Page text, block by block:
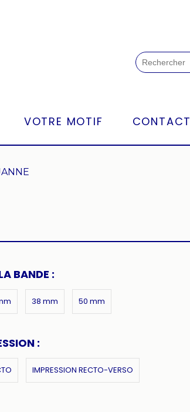
VOTRE MOTIF CONTACT
BANDE :
38 mm 50 mm
:
IMPRESSION RECTO-VERSO